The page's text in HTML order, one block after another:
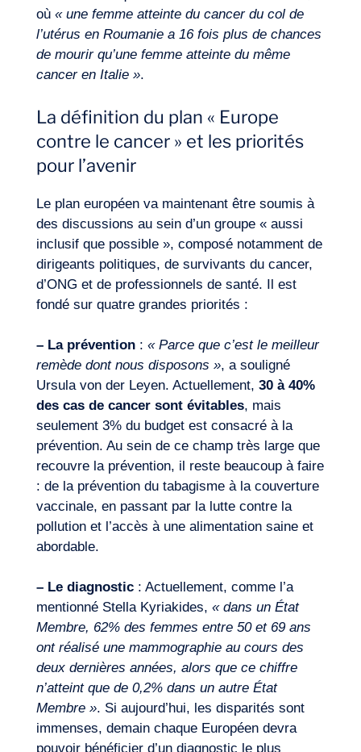
Journal de Bord
Nous contacter
FR
où « une femme atteinte du cancer du col de
l’utérus en Roumanie a 16 fois plus de chances
de mourir qu’une femme atteinte du même
cancer en Italie ».
La définition du plan « Europe
contre le cancer » et les priorités
pour l’avenir
Le plan européen va maintenant être soumis à
des discussions au sein d’un groupe « aussi
inclusif que possible », composé notamment de
dirigeants politiques, de survivants du cancer,
d’ONG et de professionnels de santé. Il est
fondé sur quatre grandes priorités :
– La prévention: « Parce que c’est le meilleur
remède dont nous disposons », a souligné
Ursula von der Leyen. Actuellement, 30 à 40%
des cas de cancer sont évitables, mais
seulement 3% du budget est consacré à la
prévention. Au sein de ce champ très large que
recouvre la prévention, il reste beaucoup à faire
: de la prévention du tabagisme à la couverture
vaccinale, en passant par la lutte contre la
pollution et l’accès à une alimentation saine et
abordable.
– Le diagnostic: Actuellement, comme l’a
mentionné Stella Kyriakides, « dans un État
Membre, 62% des femmes entre 50 et 69 ans
ont réalisé une mammographie au cours des
deux dernières années, alors que ce chiffre
n’atteint que de 0,2% dans un autre État
Membre ». Si aujourd’hui, les disparités sont
immenses, demain chaque Européen devra
pouvoir bénéficier d’un diagnostic le plus